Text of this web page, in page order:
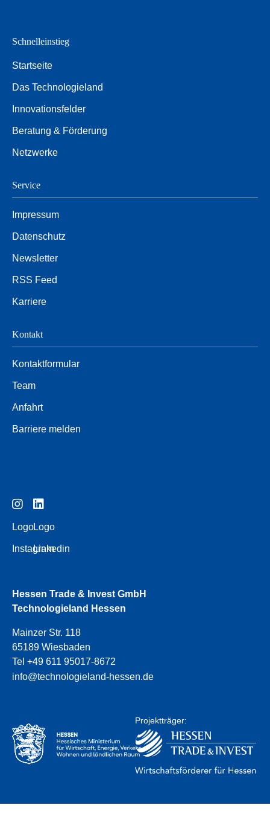
Schnelleinstieg
Startseite
Das Technologieland
Innovationsfelder
Beratung & Förderung
Netzwerke
Service
Impressum
Datenschutz
Newsletter
RSS Feed
Karriere
Kontakt
Kontaktformular
Team
Anfahrt
Barriere melden
Logo
Instagram
Logo
Linkedin
Hessen Trade & Invest GmbH
Technologieland Hessen
Mainzer Str. 118
65189 Wiesbaden
Tel +49 611 95017-8672
info@technologieland-hessen.de
Projektträger: